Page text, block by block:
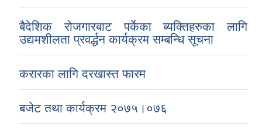
बैदेशिक रोजगारबाट पर्केका ब्यक्तिहरुका लागि
उद्यमशीलता प्रवर्द्धन कार्यक्रम सम्बन्धि सूचना
करारका लागि दरखास्त फारम
बजेट तथा कार्यक्रम २०७५।०७६